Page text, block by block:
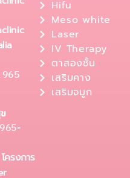
965
โครงการ
Hifu
Meso white
Laser
IV Therapy
ตาสองชั้น
เสริมคาง
เสริมจมูก